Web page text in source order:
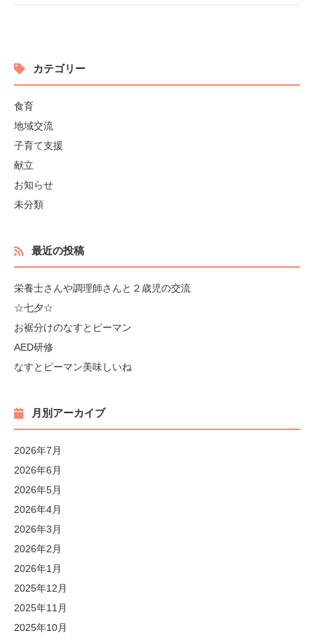
カテゴリー
食育
地域交流
子育て支援
献立
お知らせ
未分類
最近の投稿
栄養士さんや調理師さんと２歳児の交流
☆七夕☆
お裾分けのなすとピーマン
AED研修
なすとピーマン美味しいね
月別アーカイブ
2026年7月
2026年6月
2026年5月
2026年4月
2026年3月
2026年2月
2026年1月
2025年12月
2025年11月
2025年10月